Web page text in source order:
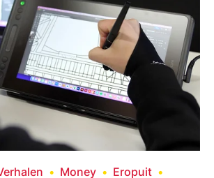
Money
Eropuit